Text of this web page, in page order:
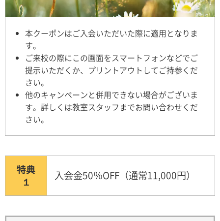
本クーポンはご入会いただいた際に適用となりま
す。
ご来校の際にこの画面をスマートフォンなどでご
提示いただくか、プリントアウトしてご持参くだ
さい。
他のキャンペーンと併用できない場合がございま
す。詳しくは教室スタッフまでお問い合わせくだ
さい。
特典
１
入会金50％OFF（通常11,000円）